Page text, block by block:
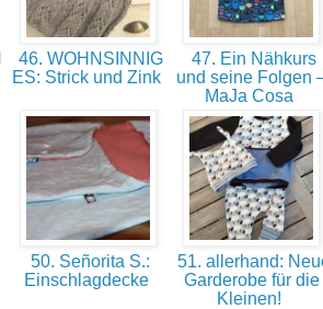
46. WOHNSINNIG
ES: Strick und Zink
47. Ein Nähkurs
und seine Folgen
MaJa Cosa
50. Señorita S.:
Einschlagdecke
51. allerhand:
Garderobe für die
Kleinen!